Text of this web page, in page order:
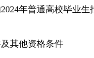
年普通高校毕业生
及其他资格条件